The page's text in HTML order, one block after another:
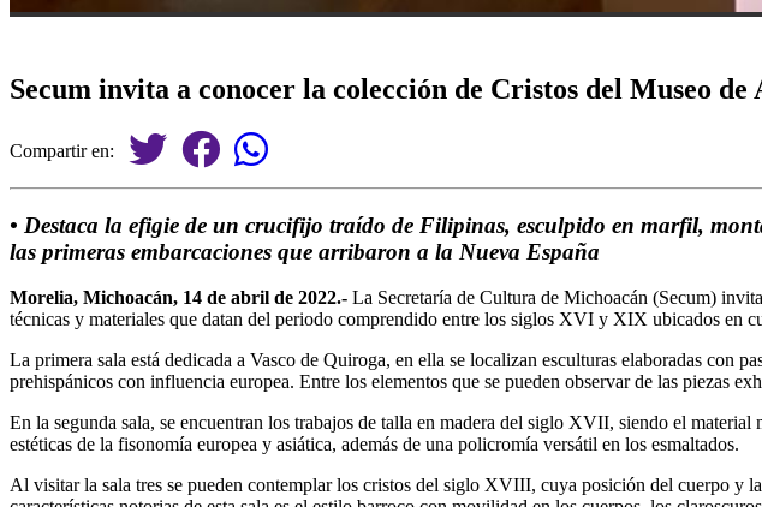
Secum invita a conocer la colección de Cristos del Museo
Compartir en:
• Destaca la efigie de un crucifijo traído de Filipinas, esculpido en marfil,
las primeras embarcaciones que arribaron a la Nueva España
Morelia, Michoacán, 14 de abril de 2022.- La Secretaría de Cultura de Michoacán (Secum)
técnicas y materiales que datan del periodo comprendido entre los siglos XVI y XIX ubicados en
La primera sala está dedicada a Vasco de Quiroga, en ella se localizan esculturas elaboradas con
prehispánicos con influencia europea. Entre los elementos que se pueden observar de las piezas
En la segunda sala, se encuentran los trabajos de talla en madera del siglo XVII, siendo el
estéticas de la fisonomía europea y asiática, además de una policromía versátil en los esmaltados.
Al visitar la sala tres se pueden contemplar los cristos del siglo XVIII, cuya posición del cuerpo y